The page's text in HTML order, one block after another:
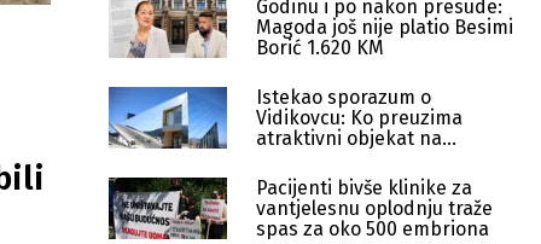
Godinu i po nakon presude:
Magoda još nije platio Besimi
Borić 1.620 KM
Istekao sporazum o
Vidikovcu: Ko preuzima
atraktivni objekat na
Pacijenti bivše klinike za
vantjelesnu oplodnju traže
spas za oko 500 embriona